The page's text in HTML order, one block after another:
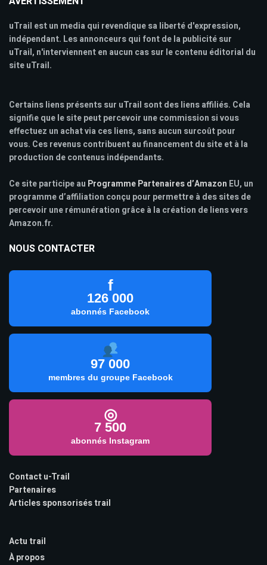
uTrail est un media qui revendique sa liberté d'expression,
indépendant. Les annonceurs qui font de la publicité sur
uTrail, n'interviennent en aucun cas sur le contenu éditorial du
site uTrail.
Certains liens présents sur uTrail sont des liens affiliés. Cela
signifie que le site peut percevoir une commission si vous
effectuez un achat via ces liens, sans aucun surcoût pour
vous. Ces revenus contribuent au financement du site et à la
production de contenus indépendants.
Ce site participe au Programme Partenaires d’Amazon EU, un
programme d’affiliation conçu pour permettre à des sites de
percevoir une rémunération grâce à la création de liens vers
Amazon.fr.
NOUS CONTACTER
f
126 000
abonnés Facebook
97 000
membres du groupe Facebook
◎
7 500
abonnés Instagram
Contact u-Trail
Partenaires
Articles sponsorisés trail
Actu trail
À propos